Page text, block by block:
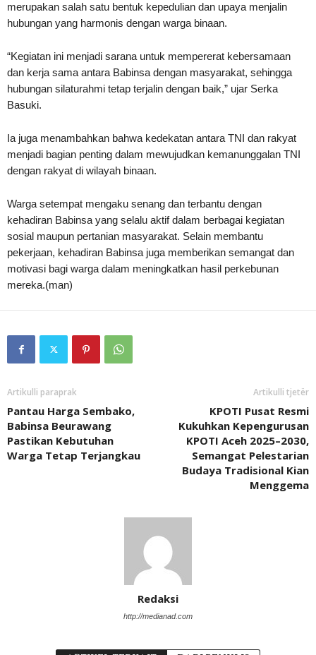
merupakan salah satu bentuk kepedulian dan upaya menjalin
hubungan yang harmonis dengan warga binaan.
“Kegiatan ini menjadi sarana untuk mempererat kebersamaan
dan kerja sama antara Babinsa dengan masyarakat, sehingga
hubungan silaturahmi tetap terjalin dengan baik,” ujar Serka
Basuki.
Ia juga menambahkan bahwa kedekatan antara TNI dan rakyat
menjadi bagian penting dalam mewujudkan kemanunggalan TNI
dengan rakyat di wilayah binaan.
Warga setempat mengaku senang dan terbantu dengan
kehadiran Babinsa yang selalu aktif dalam berbagai kegiatan
sosial maupun pertanian masyarakat. Selain membantu
pekerjaan, kehadiran Babinsa juga memberikan semangat dan
motivasi bagi warga dalam meningkatkan hasil perkebunan
mereka.(man)
Artikulli paraprak
Pantau Harga Sembako,
Babinsa Beurawang
Pastikan Kebutuhan
Warga Tetap Terjangkau
Artikulli tjetër
KPOTI Pusat Resmi
Kukuhkan Kepengurusan
KPOTI Aceh 2025–2030,
Semangat Pelestarian
Budaya Tradisional Kian
Menggema
Redaksi
http://medianad.com